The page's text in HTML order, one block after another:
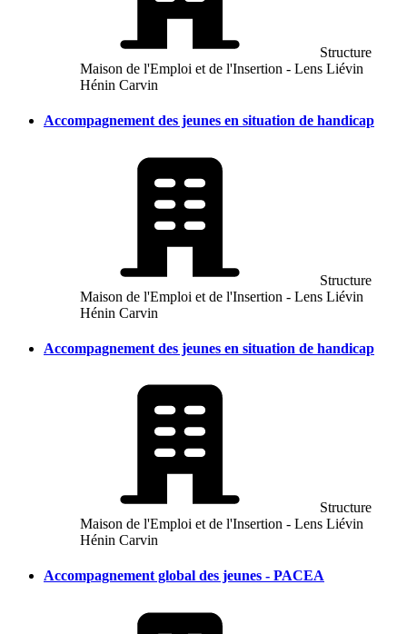
Structure
Maison de l'Emploi et de l'Insertion - Lens Liévin
Hénin Carvin
Accompagnement des jeunes en situation de handicap
Structure
Maison de l'Emploi et de l'Insertion - Lens Liévin
Hénin Carvin
Accompagnement des jeunes en situation de handicap
Structure
Maison de l'Emploi et de l'Insertion - Lens Liévin
Hénin Carvin
Accompagnement global des jeunes - PACEA